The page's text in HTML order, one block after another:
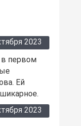
2023
в первом
Ей
2023